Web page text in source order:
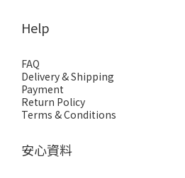
Help
FAQ
Delivery & Shipping
Payment
Return Policy
Terms & Conditions
安心資料